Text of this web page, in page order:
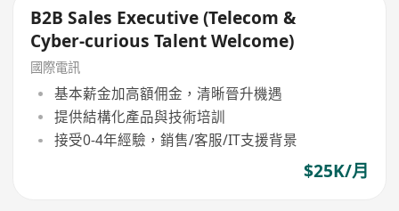
B2B Sales Executive (Telecom &
Cyber‑curious Talent Welcome)
國際電訊
基本薪金加高額佣金，清晰晉升機遇
提供結構化產品與技術培訓
接受0-4年經驗，銷售/客服/IT支援背景
$25K/月